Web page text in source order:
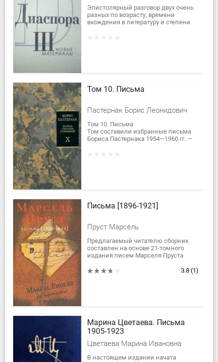
Эпистолярный разговор двух очень
разных по возрасту, времени
вхождения в литературу и степени
Том 10. Письма
Пастернак Борис Леонидович
Том 10. Письма
Том составили избранные письма
Бориса Пастернака 1954—1960 гг. —
Письма [1896-1921]
Пруст Марсель
Предлагаемый читателю сборник
составлен на основе 21-томного
издания писем Марселя Пруста
осуществленного Филипом Колбом
3.8 (1)
Марина Цветаева. Письма
1905-1923
Цветаева Марина Ивановна
В настоящем издании начата